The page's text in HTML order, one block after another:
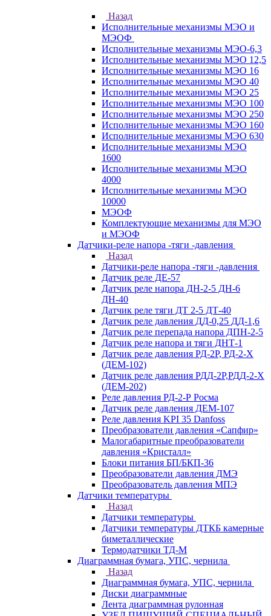
Назад
Исполнительные механизмы МЭО и
МЭОФ
Исполнительные механизмы МЭО-6,3
Исполнительные механизмы МЭО 12,5
Исполнительные механизмы МЭО 16
Исполнительные механизмы МЭО 40
Исполнительные механизмы МЭО 25
Исполнительные механизмы МЭО 100
Исполнительные механизмы МЭО 250
Исполнительные механизмы МЭО 160
Исполнительные механизмы МЭО 630
Исполнительные механизмы МЭО
1600
Исполнительные механизмы МЭО
4000
Исполнительные механизмы МЭО
10000
МЭОФ
Комплектующие механизмы для МЭО
и МЭОФ
Датчики-реле напора -тяги -давления
Назад
Датчики-реле напора -тяги -давления
Датчик реле ДЕ-57
Датчик реле напора ДН-2-5 ДН-6
ДН-40
Датчик реле тяги ДТ 2-5 ДТ-40
Датчик реле давления ДД-0,25 ДД-1,6
Датчик реле перепада напора ДПН-2-5
Датчик реле напора и тяги ДНТ-1
Датчик реле давления РД-2Р, РД-2-Х
(ДЕМ-102)
Датчик реле давления РДД-2Р,РДД-2-Х
(ДЕМ-202)
Реле давления РД-2-Р Росма
Датчик реле давления ДЕМ-107
Реле давления KPI 35 Danfoss
Преобразователи давления «Сапфир»
Малогабаритные преобразователи
давления «Кристалл»
Блоки питания БП/БКП-36
Преобразователи давления ДМЭ
Преобразователь давления МПЭ
Датчики температуры
Назад
Датчики температуры
Датчики температуры ДТКБ камерные
биметаллические
Термодатчики ТД-М
Диаграммная бумага, УПС, чернила
Назад
Диаграммная бумага, УПС, чернила
Диски диаграммные
Лента диаграммная рулонная